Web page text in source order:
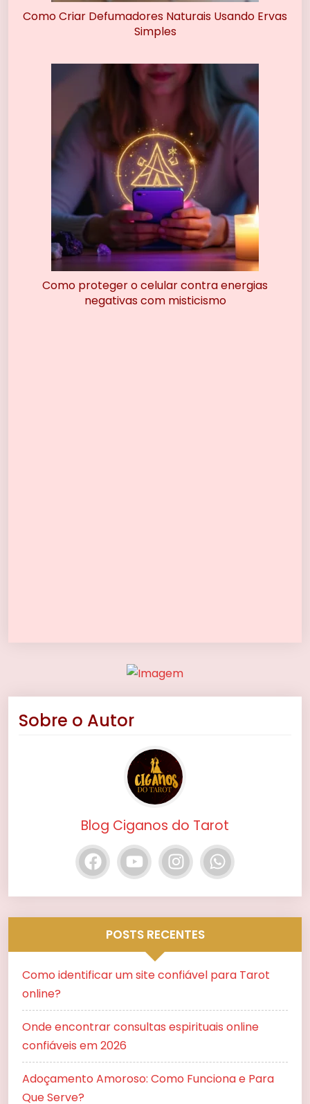
Como Criar Defumadores Naturais Usando Ervas
Simples
Como proteger o celular contra energias
negativas com misticismo
Sobre o Autor
Blog Ciganos do Tarot
POSTS RECENTES
Como identificar um site confiável para Tarot
online?
Onde encontrar consultas espirituais online
confiáveis em 2026
Adoçamento Amoroso: Como Funciona e Para
Que Serve?